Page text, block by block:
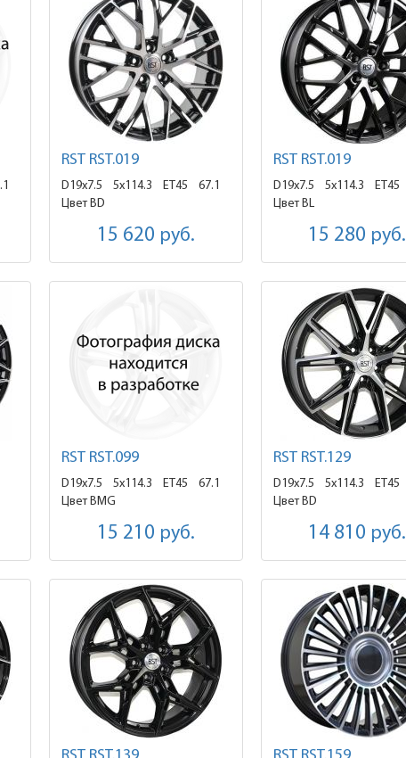
RST RST.019
D19x7.5 5x114.3 ET45
67.1
Цвет BD
15 620 руб.
RST RST.019
D19x7.5 5x114.3 ET45
Цвет BL
15 280 руб.
RST RST.099
D19x7.5 5x114.3 ET45
67.1
Цвет BMG
15 210 руб.
RST RST.129
D19x7.5 5x114.3 ET45
Цвет BD
14 810 руб.